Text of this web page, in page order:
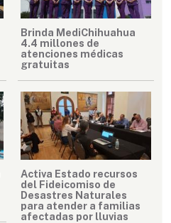
Brinda MediChihuahua
4.4 millones de
atenciones médicas
gratuitas
Activa Estado recursos
del Fideicomiso de
Desastres Naturales
para atender a familias
afectadas por lluvias